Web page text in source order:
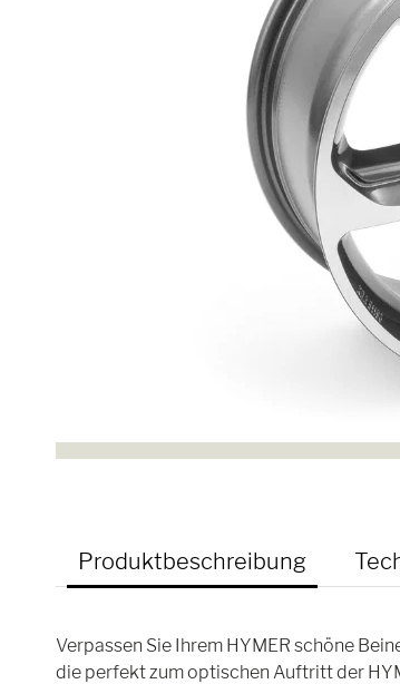
Produktbeschreibung
Verpassen Sie Ihrem HYMER schöne
die perfekt zum optischen Auftritt der